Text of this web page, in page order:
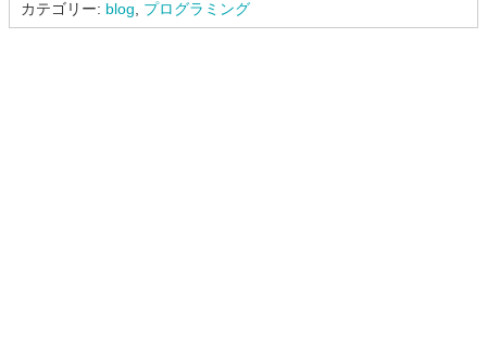
カテゴリー: blog プログラミング